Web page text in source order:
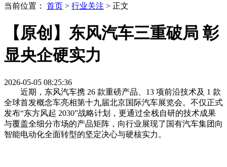
当前位置： 首页 > 行业关注 > 正文
【原创】东风汽车三重破局 彰
显央企硬实力
2026-05-05 08:25:36
近期，东风汽车携 26 款重磅产品、13 项前沿技术及 1 款
全球首发概念车亮相第十九届北京国际汽车展览会。不仅正式
发布“东方风起 2030”战略计划，更通过全栈自研的技术成果
与覆盖全细分市场的产品矩阵，向行业展现了国有汽车集团向
智能电动化全面转型的坚定决心与硬核实力。